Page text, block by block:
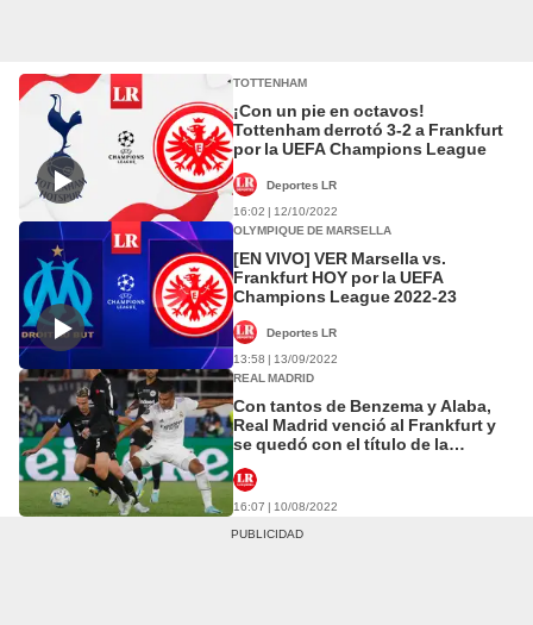
TOTTENHAM
¡Con un pie en octavos!
Tottenham derrotó 3-2 a Frankfurt
por la UEFA Champions League
Deportes LR
16:02 | 12/10/2022
OLYMPIQUE DE MARSELLA
[EN VIVO] VER Marsella vs.
Frankfurt HOY por la UEFA
Champions League 2022-23
Deportes LR
13:58 | 13/09/2022
REAL MADRID
Con tantos de Benzema y Alaba,
Real Madrid venció al Frankfurt y
se quedó con el título de la
16:07 | 10/08/2022